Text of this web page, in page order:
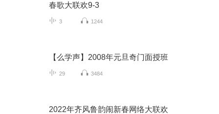
春歌大联欢9-3
3 1244
【么学声】2008年元旦奇门面授班
29 3484
2022年齐风鲁韵闹新春网络大联欢